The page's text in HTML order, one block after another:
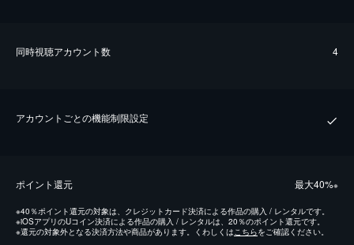
同時視聴アカウント数 4
アカウントごとの機能制限設定
ポイント還元 最⼤40%※
※40％ポイント還元の対象は、クレジットカード決済による作品の購入 / レンタルです。
※iOSアプリのUコイン決済による作品の購入 / レンタルは、20％のポイント還元です。
※還元の対象外となる決済方法や商品があります。くわしくはこちらをご確認ください。